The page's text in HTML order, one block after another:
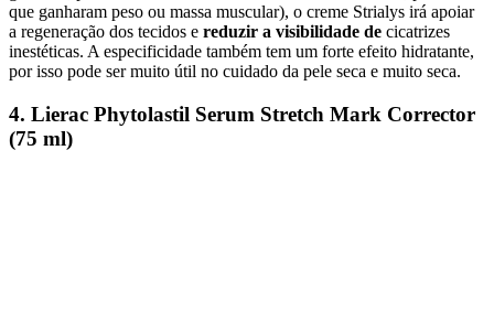
que ganharam peso ou massa muscular), o creme Strialys irá apoiar
a regeneração dos tecidos e reduzir a visibilidade de cicatrizes
inestéticas. A especificidade também tem um forte efeito hidratante,
por isso pode ser muito útil no cuidado da pele seca e muito seca.
4. Lierac Phytolastil Serum Stretch Mark Corrector
(75 ml)